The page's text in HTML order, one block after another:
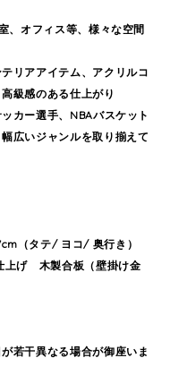
、オフィス等、様々な空間
リアアイテム、アクリルコ
級感のある仕上がり
カー選手、NBAバスケット
広いジャンルを取り揃えて
（タテ/ ヨコ/ 奥行き）
上げ 木製合板（壁掛け金
若干異なる場合が御座いま